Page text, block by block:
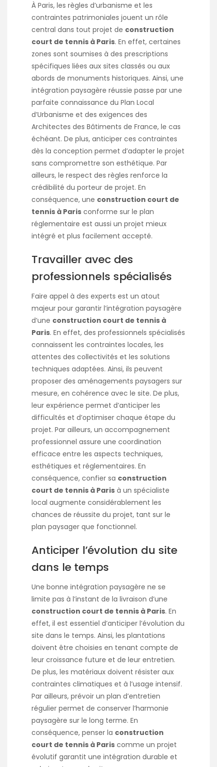
À Paris, les règles d’urbanisme et les
contraintes patrimoniales jouent un rôle
central dans tout projet de construction
court de tennis à Paris. En effet, certaines
zones sont soumises à des prescriptions
spécifiques liées aux sites classés ou aux
abords de monuments historiques. Ainsi, une
intégration paysagère réussie passe par une
parfaite connaissance du Plan Local
d’Urbanisme et des exigences des
Architectes des Bâtiments de France, le cas
échéant. De plus, anticiper ces contraintes
dès la conception permet d’adapter le projet
sans compromettre son esthétique. Par
ailleurs, le respect des règles renforce la
crédibilité du porteur de projet. En
conséquence, une construction court de
tennis à Paris conforme sur le plan
réglementaire est aussi un projet mieux
intégré et plus facilement accepté.
Travailler avec des
professionnels spécialisés
Faire appel à des experts est un atout
majeur pour garantir l’intégration paysagère
d’une construction court de tennis à
Paris. En effet, des professionnels spécialisés
connaissent les contraintes locales, les
attentes des collectivités et les solutions
techniques adaptées. Ainsi, ils peuvent
proposer des aménagements paysagers sur
mesure, en cohérence avec le site. De plus,
leur expérience permet d’anticiper les
difficultés et d’optimiser chaque étape du
projet. Par ailleurs, un accompagnement
professionnel assure une coordination
efficace entre les aspects techniques,
esthétiques et réglementaires. En
conséquence, confier sa construction
court de tennis à Paris à un spécialiste
local augmente considérablement les
chances de réussite du projet, tant sur le
plan paysager que fonctionnel.
Anticiper l’évolution du site
dans le temps
Une bonne intégration paysagère ne se
limite pas à l’instant de la livraison d’une
construction court de tennis à Paris. En
effet, il est essentiel d’anticiper l’évolution du
site dans le temps. Ainsi, les plantations
doivent être choisies en tenant compte de
leur croissance future et de leur entretien.
De plus, les matériaux doivent résister aux
contraintes climatiques et à l’usage intensif.
Par ailleurs, prévoir un plan d’entretien
régulier permet de conserver l’harmonie
paysagère sur le long terme. En
conséquence, penser la construction
court de tennis à Paris comme un projet
évolutif garantit une intégration durable et